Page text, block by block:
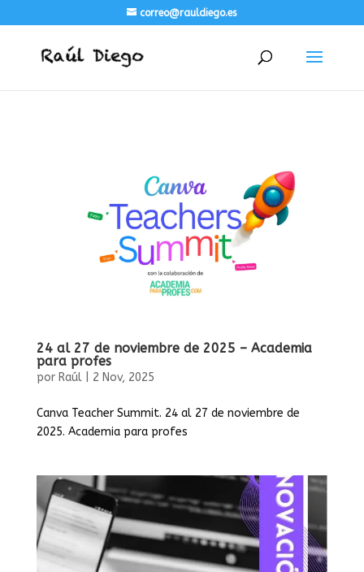
correo@rauldiego.es
24 al 27 de noviembre de 2025 – Academia
para profes
por Raúl| 2 Nov, 2025
Canva Teacher Summit. 24 al 27 de noviembre de
2025. Academia para profes